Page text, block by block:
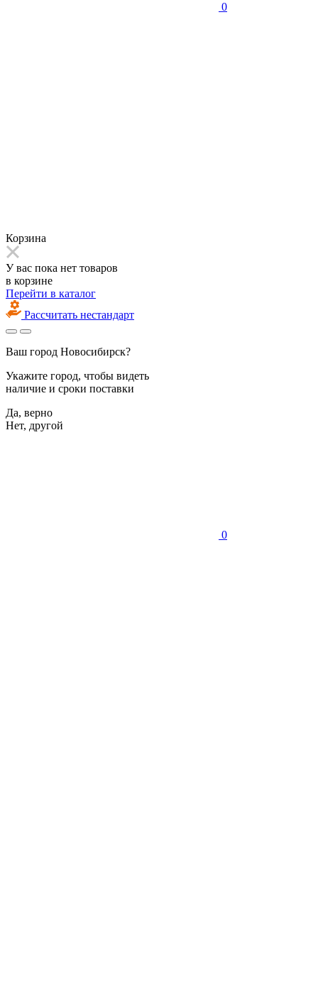
0
Корзина
У вас пока нет товаров
в корзине
Перейти в каталог
Рассчитать нестандарт
Ваш город Новосибирск?
Укажите город, чтобы видеть
наличие и сроки поставки
Да, верно
Нет, другой
0